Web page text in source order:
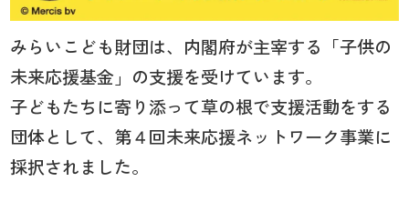
みらいこども財団は、内閣府が主宰する「子供の
未来応援基金」の支援を受けています。
子どもたちに寄り添って草の根で支援活動をする
団体として、第４回未来応援ネットワーク事業に
採択されました。